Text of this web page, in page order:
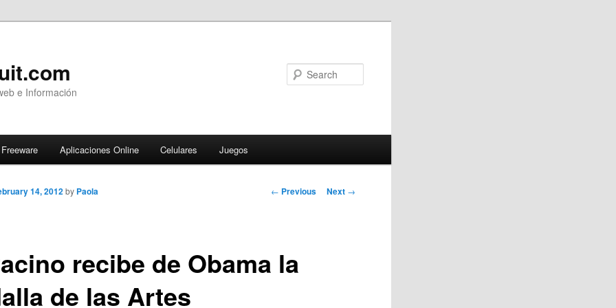
e Información
Freeware Aplicaciones Online Celulares Juegos
Post
← Previous Next →
recibe de Obama la
de las Artes
14, 2012 by Paola